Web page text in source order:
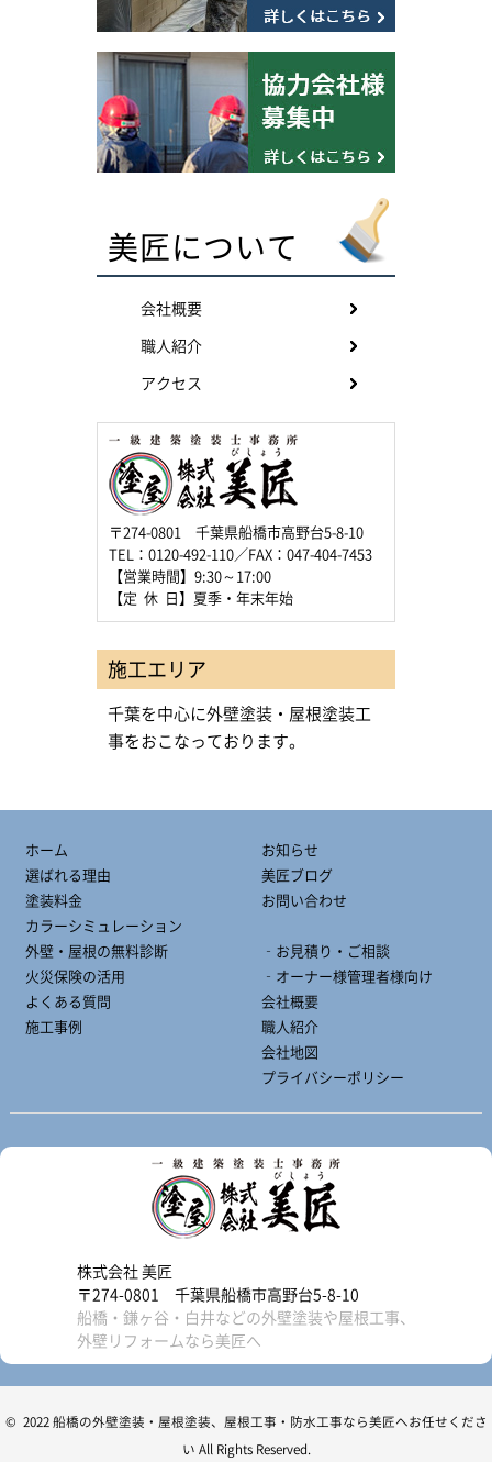
美匠について
会社概要
職人紹介
アクセス
〒274-0801 千葉県船橋市高野台5-8-10
TEL：0120-492-110／FAX：047-404-7453
【営業時間】9:30～17:00
【定 休 日】夏季・年末年始
施工エリア
千葉を中心に外壁塗装・屋根塗装工
事をおこなっております。
ホーム
選ばれる理由
塗装料金
カラーシミュレーション
外壁・屋根の無料診断
火災保険の活用
よくある質問
施工事例
お知らせ
美匠ブログ
お問い合わせ
‐お見積り・ご相談
‐オーナー様管理者様向け
会社概要
職人紹介
会社地図
プライバシーポリシー
株式会社 美匠
〒274-0801 千葉県船橋市高野台5-8-10
船橋・鎌ヶ谷・白井などの外壁塗装や屋根工事、
外壁リフォームなら美匠へ
© 2022 船橋の外壁塗装・屋根塗装、屋根工事・防水工事なら美匠へお任せくださ
い All Rights Reserved.